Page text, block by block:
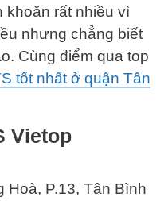
khoăn rất nhiều vì
nhưng chẳng biết
Cùng điểm qua top
tốt nhất ở quận Tân
Vietop
Hoà, P.13, Tân Bình